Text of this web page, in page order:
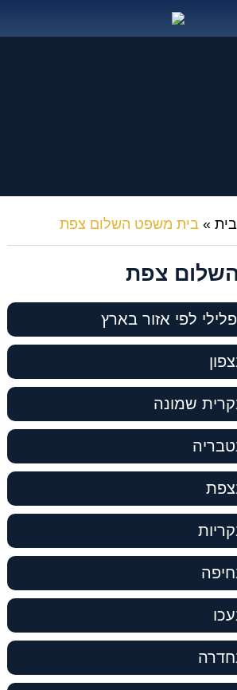
» בית משפט השלום צפת
צפת
לפי אזור בארץ
שמונה